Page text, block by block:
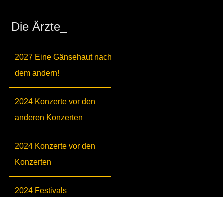
Die Ärzte_
2027 Eine Gänsehaut nach
dem andern!
2024 Konzerte vor den
anderen Konzerten
2024 Konzerte vor den
Konzerten
2024 Festivals